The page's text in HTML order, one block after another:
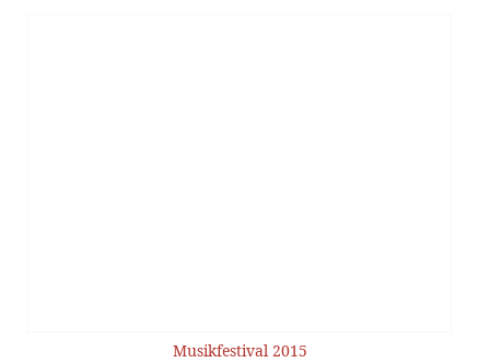
Musikfestival 2015